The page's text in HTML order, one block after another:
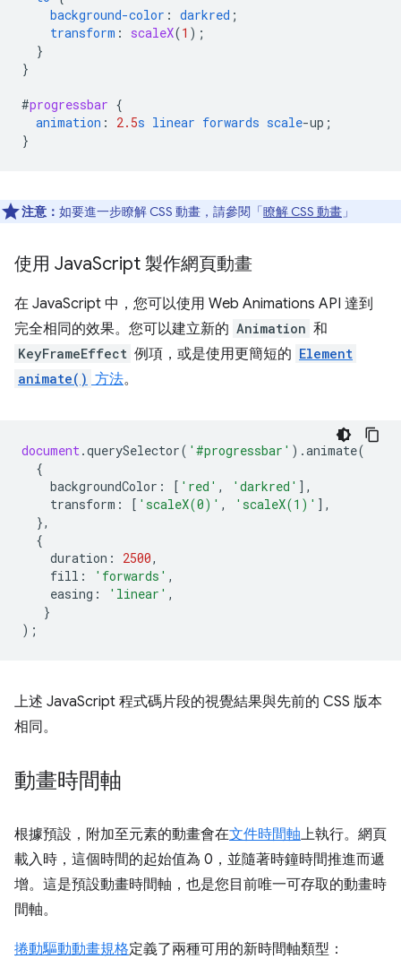
background-color : darkred ;
transform : scaleX(1 );
}
}
#progressbar {
animation : 2.5s linear forwards scale-up ;
}
注意： 如要進一步瞭解 CSS 動畫，請參閱「瞭解 CSS 動畫 」
使用 JavaScript 製作網頁動畫
在 JavaScript 中，您可以使用 Web Animations API 達到
完全相同的效果。您可以建立新的 Animation 和
KeyFrameEffect 例項，或是使用更簡短的 Element
animate() 方法。
document.querySelector( '#progressbar' ).animate(
{
backgroundColor : [ 'red' , 'darkred' ],
transform : [ 'scaleX(0)' , 'scaleX(1)' ],
},
{
duration : 2500,
fill : 'forwards' ,
easing : 'linear' ,
}
);
上述 JavaScript 程式碼片段的視覺結果與先前的 CSS 版本
相同。
動畫時間軸
根據預設，附加至元素的動畫會在文件時間軸上執行。網頁
載入時，這個時間的起始值為 0，並隨著時鐘時間推進而遞
增。這是預設動畫時間軸，也是您目前唯一可存取的動畫時
間軸。
捲動驅動動畫規格定義了兩種可用的新時間軸類型：